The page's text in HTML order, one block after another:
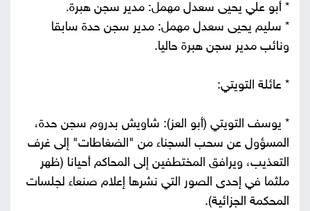
* أبو علي يحيى سعدل مهمل: مدير سجن هبرة.
* سليم يحيى سعدل مهمل: مدير سجن حدة سابقا
ونائب مدير سجن هبرة حاليا.
* عائلة التويتي:
* يوسف التويتي (أبو العز): شاويش بدروم سجن حدة،
المسؤول عن سحب السجناء من "الضغاطات" إلى غرف
التعذيب، ويرافق المختطفين إلى المحاكم أحيانا (ظهر
ملثما في إحدى الصور التي نشرها إعلام صنعاء لجلسات
المحكمة الجزائية).